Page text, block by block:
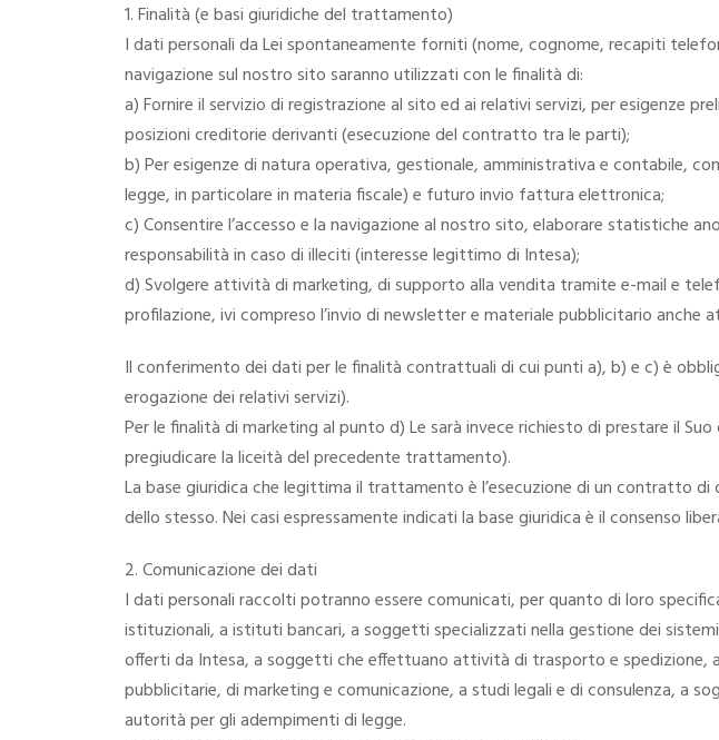
1. Finalità (e basi giuridiche del trattamento)
I dati personali da Lei spontaneamente forniti (nome, cognome, recapiti
navigazione sul nostro sito saranno utilizzati con le finalità di:
a) Fornire il servizio di registrazione al sito ed ai relativi servizi, per esigenze
posizioni creditorie derivanti (esecuzione del contratto tra le parti);
b) Per esigenze di natura operativa, gestionale, amministrativa e contabile,
legge, in particolare in materia fiscale) e futuro invio fattura elettronica;
c) Consentire l’accesso e la navigazione al nostro sito, elaborare statistiche
responsabilità in caso di illeciti (interesse legittimo di Intesa);
d) Svolgere attività di marketing, di supporto alla vendita tramite e-mail e
profilazione, ivi compreso l’invio di newsletter e materiale pubblicitario
Il conferimento dei dati per le finalità contrattuali di cui punti a), b) e c) è
erogazione dei relativi servizi).
Per le finalità di marketing al punto d) Le sarà invece richiesto di prestare il
pregiudicare la liceità del precedente trattamento).
La base giuridica che legittima il trattamento è l’esecuzione di un contratto
dello stesso. Nei casi espressamente indicati la base giuridica è il consenso
2. Comunicazione dei dati
I dati personali raccolti potranno essere comunicati, per quanto di loro
istituzionali, a istituti bancari, a soggetti specializzati nella gestione dei
offerti da Intesa, a soggetti che effettuano attività di trasporto e
pubblicitarie, di marketing e comunicazione, a studi legali e di consulenza, a
autorità per gli adempimenti di legge.